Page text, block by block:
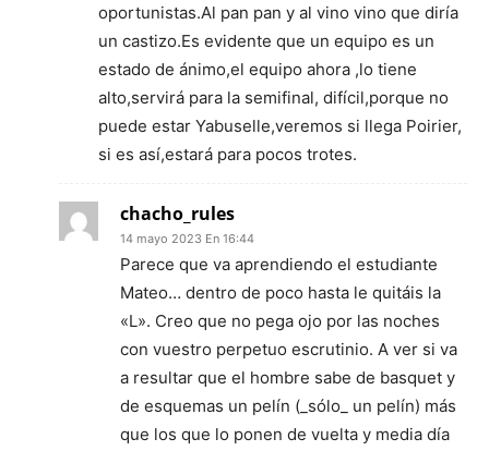
oportunistas.Al pan pan y al vino vino que diría
un castizo.Es evidente que un equipo es un
estado de ánimo,el equipo ahora ,lo tiene
alto,servirá para la semifinal, difícil,porque no
puede estar Yabuselle,veremos si llega Poirier,
si es así,estará para pocos trotes.
chacho_rules
14 mayo 2023 En 16:44
Parece que va aprendiendo el estudiante
Mateo… dentro de poco hasta le quitáis la
«L». Creo que no pega ojo por las noches
con vuestro perpetuo escrutinio. A ver si va
a resultar que el hombre sabe de basquet y
de esquemas un pelín (_sólo_ un pelín) más
que los que lo ponen de vuelta y media día